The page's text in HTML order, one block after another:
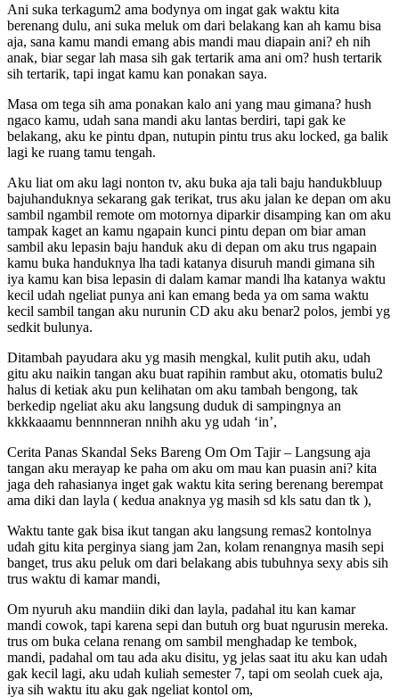
Ani suka terkagum2 ama bodynya om ingat gak waktu kita
berenang dulu, ani suka meluk om dari belakang kan ah kamu bisa
aja, sana kamu mandi emang abis mandi mau diapain ani? eh nih
anak, biar segar lah masa sih gak tertarik ama ani om? hush tertarik
sih tertarik, tapi ingat kamu kan ponakan saya.
Masa om tega sih ama ponakan kalo ani yang mau gimana? hush
ngaco kamu, udah sana mandi aku lantas berdiri, tapi gak ke
belakang, aku ke pintu dpan, nutupin pintu trus aku locked, ga balik
lagi ke ruang tamu tengah.
Aku liat om aku lagi nonton tv, aku buka aja tali baju handukbluup
bajuhanduknya sekarang gak terikat, trus aku jalan ke depan om aku
sambil ngambil remote om motornya diparkir disamping kan om aku
tampak kaget an kamu ngapain kunci pintu depan om biar aman
sambil aku lepasin baju handuk aku di depan om aku trus ngapain
kamu buka handuknya lha tadi katanya disuruh mandi gimana sih
iya kamu kan bisa lepasin di dalam kamar mandi lha katanya waktu
kecil udah ngeliat punya ani kan emang beda ya om sama waktu
kecil sambil tangan aku nurunin CD aku aku benar2 polos, jembi yg
sedkit bulunya.
Ditambah payudara aku yg masih mengkal, kulit putih aku, udah
gitu aku naikin tangan aku buat rapihin rambut aku, otomatis bulu2
halus di ketiak aku pun kelihatan om aku tambah bengong, tak
berkedip ngeliat aku aku langsung duduk di sampingnya an
kkkkaaamu bennnneran nnihh aku yg udah ‘in’,
Cerita Panas Skandal Seks Bareng Om Om Tajir – Langsung aja
tangan aku merayap ke paha om aku om mau kan puasin ani? kita
jaga deh rahasianya inget gak waktu kita sering berenang berempat
ama diki dan layla ( kedua anaknya yg masih sd kls satu dan tk ),
Waktu tante gak bisa ikut tangan aku langsung remas2 kontolnya
udah gitu kita perginya siang jam 2an, kolam renangnya masih sepi
banget, trus aku peluk om dari belakang abis tubuhnya sexy abis sih
trus waktu di kamar mandi,
Om nyuruh aku mandiin diki dan layla, padahal itu kan kamar
mandi cowok, tapi karena sepi dan butuh org buat ngurusin mereka.
trus om buka celana renang om sambil menghadap ke tembok,
mandi, padahal om tau ada aku disitu, yg jelas saat itu aku kan udah
gak kecil lagi, aku udah kuliah semester 7, tapi om seolah cuek aja,
iya sih waktu itu aku gak ngeliat kontol om,